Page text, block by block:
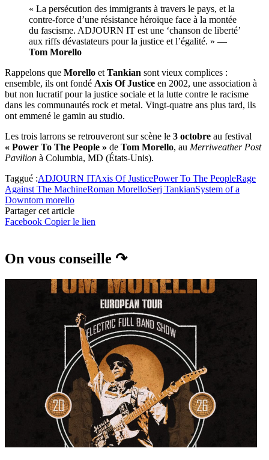
« La persécution des immigrants à travers le pays, et la
contre-force d’une résistance héroïque face à la montée
du fascisme. ADJOURN IT est une ‘chanson de liberté’
aux riffs dévastateurs pour la justice et l’égalité. » —
Tom Morello
Rappelons que Morello et Tankian sont vieux complices :
ensemble, ils ont fondé Axis Of Justice en 2002, une association à
but non lucratif pour la justice sociale et la lutte contre le racisme
dans les communautés rock et metal. Vingt-quatre ans plus tard, ils
ont emmené le gamin au studio.
Les trois larrons se retrouveront sur scène le 3 octobre au festival
« Power To The People » de Tom Morello, au Merriweather Post
Pavilion à Columbia, MD (États-Unis).
Taggué :ADJOURN ITAxis Of JusticePower To The PeopleRage
Against The MachineRoman MorelloSerj TankianSystem of a
Downtom morello
Partager cet article
Facebook Copier le lien
On vous conseille ↷